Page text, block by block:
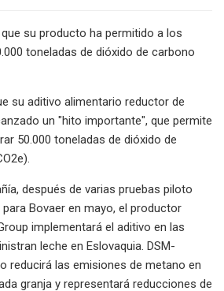
su producto ha permitido a los
toneladas de dióxido de carbono
su aditivo alimentario reductor de
un "hito importante", que permite
50.000 toneladas de dióxido de
después de varias pruebas piloto
Bovaer en mayo, el productor
implementará el aditivo en las
leche en Eslovaquia. DSM-
reducirá las emisiones de metano en
granja y representará reducciones de